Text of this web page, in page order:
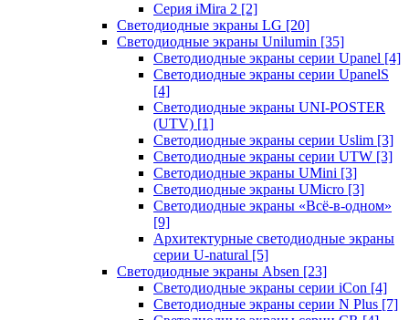
Серия iMira 2 [2]
Светодиодные экраны LG [20]
Светодиодные экраны Unilumin [35]
Светодиодные экраны серии Upanel [4]
Светодиодные экраны серии UpanelS
[4]
Светодиодные экраны UNI-POSTER
(UTV) [1]
Светодиодные экраны серии Uslim [3]
Светодиодные экраны серии UTW [3]
Светодиодные экраны UMini [3]
Светодиодные экраны UMicro [3]
Светодиодные экраны «Всё-в-одном»
[9]
Архитектурные светодиодные экраны
серии U-natural [5]
Светодиодные экраны Absen [23]
Светодиодные экраны серии iCon [4]
Светодиодные экраны серии N Plus [7]